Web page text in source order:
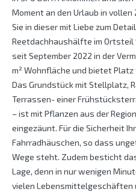
Moment an den Urlaub in
Sie in dieser mit Liebe zum
Reetdachhaushälfte im
seit September 2022 in der
m² Wohnfläche und bietet Platz
Das Grundstück mit Stellplatz,
Terrassen- einer
– ist mit Pflanzen aus der
eingezäunt. Für die Sicherheit
Fahrradhäuschen, so dass
Wege steht. Zudem besticht
Lage, denn in nur wenigen
vielen Lebensmittelgeschäften